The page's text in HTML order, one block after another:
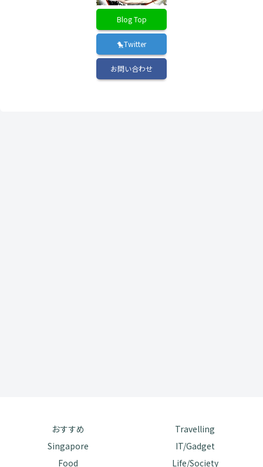
Blog Top
🐤Twitter
お問い合わせ
おすすめ
Travelling
Singapore
IT/Gadget
Food
Life/Society